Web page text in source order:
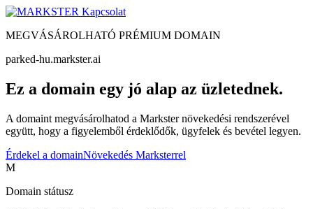
Kapcsolat
MEGVÁSÁROLHATÓ PRÉMIUM DOMAIN
parked-hu.markster.ai
Ez a domain egy jó alap az üzletednek.
A domaint megvásárolhatod a Markster növekedési rendszerével
együtt, hogy a figyelemből érdeklődők, ügyfelek és bevétel legyen.
Érdekel a domainNövekedés Marksterrel
M
Domain státusz